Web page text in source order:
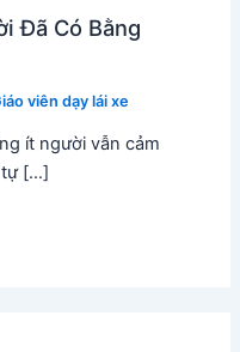
Đã Có Bằng
viên dạy lái xe
ít người vẫn cảm
tự […]